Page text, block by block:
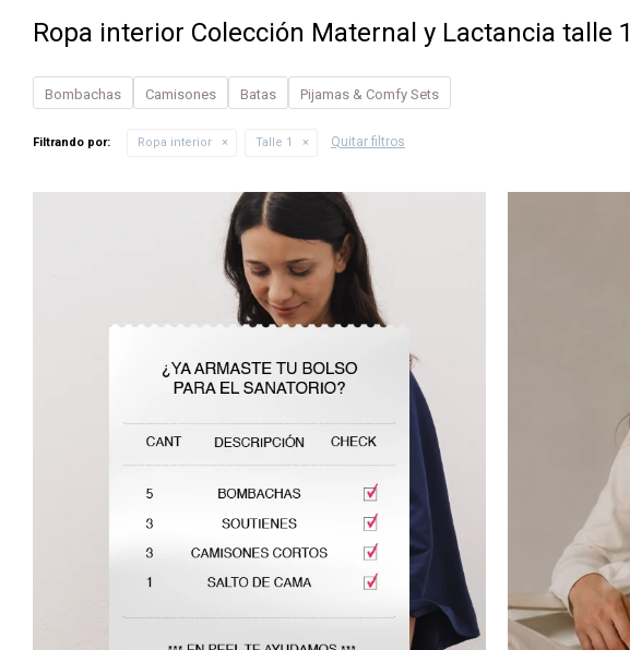
Ropa interior Colección Maternal y Lactancia talle 1
Bombachas Camisones Batas Pijamas & Comfy Sets
Filtrando por: Ropa interior Talle 1 Quitar filtros